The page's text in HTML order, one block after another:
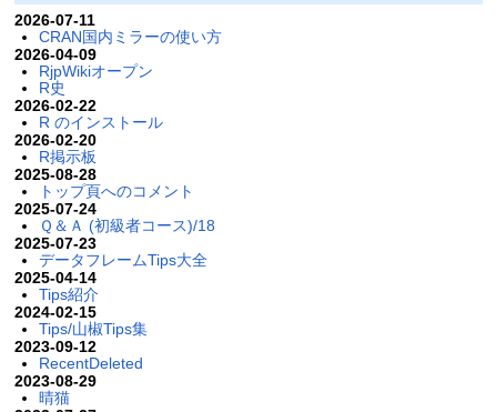
2026-07-11
CRAN国内ミラーの使い方
2026-04-09
RjpWikiオープン
R史
2026-02-22
R のインストール
2026-02-20
R掲示板
2025-08-28
トップ頁へのコメント
2025-07-24
Ｑ＆Ａ (初級者コース)/18
2025-07-23
データフレームTips大全
2025-04-14
Tips紹介
2024-02-15
Tips/山椒Tips集
2023-09-12
RecentDeleted
2023-08-29
晴猫